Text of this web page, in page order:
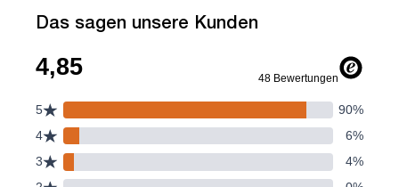
Das sagen unsere Kunden